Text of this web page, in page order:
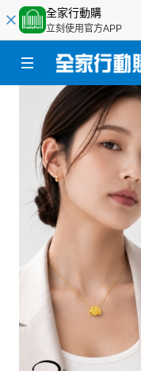
全家行動購
立刻使用官方APP